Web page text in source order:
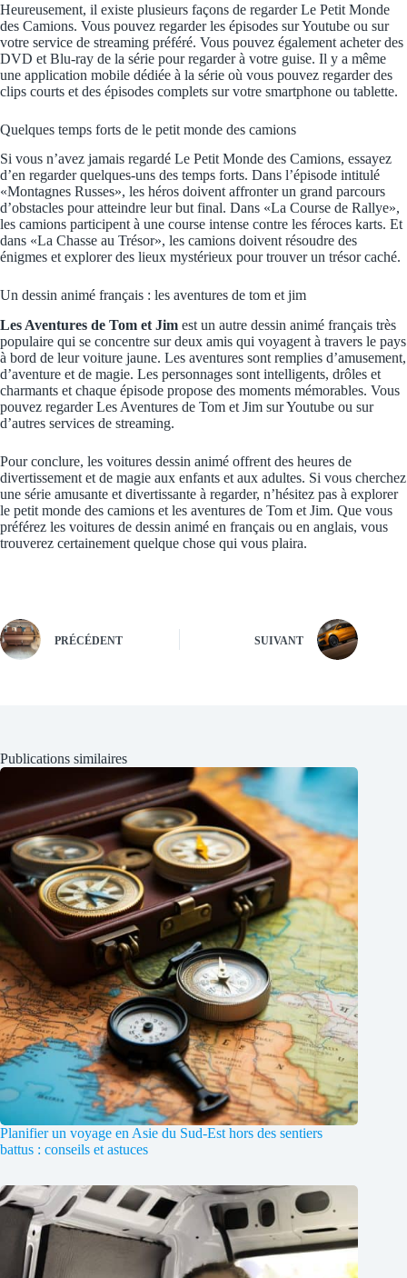
Heureusement, il existe plusieurs façons de regarder Le Petit Monde
des Camions. Vous pouvez regarder les épisodes sur Youtube ou sur
votre service de streaming préféré. Vous pouvez également acheter des
DVD et Blu-ray de la série pour regarder à votre guise. Il y a même
une application mobile dédiée à la série où vous pouvez regarder des
clips courts et des épisodes complets sur votre smartphone ou tablette.
Quelques temps forts de le petit monde des camions
Si vous n’avez jamais regardé Le Petit Monde des Camions, essayez
d’en regarder quelques-uns des temps forts. Dans l’épisode intitulé
«Montagnes Russes», les héros doivent affronter un grand parcours
d’obstacles pour atteindre leur but final. Dans «La Course de Rallye»,
les camions participent à une course intense contre les féroces karts. Et
dans «La Chasse au Trésor», les camions doivent résoudre des
énigmes et explorer des lieux mystérieux pour trouver un trésor caché.
Un dessin animé français : les aventures de tom et jim
Les Aventures de Tom et Jim est un autre dessin animé français très
populaire qui se concentre sur deux amis qui voyagent à travers le pays
à bord de leur voiture jaune. Les aventures sont remplies d’amusement,
d’aventure et de magie. Les personnages sont intelligents, drôles et
charmants et chaque épisode propose des moments mémorables. Vous
pouvez regarder Les Aventures de Tom et Jim sur Youtube ou sur
d’autres services de streaming.
Pour conclure, les voitures dessin animé offrent des heures de
divertissement et de magie aux enfants et aux adultes. Si vous cherchez
une série amusante et divertissante à regarder, n’hésitez pas à explorer
le petit monde des camions et les aventures de Tom et Jim. Que vous
préférez les voitures de dessin animé en français ou en anglais, vous
trouverez certainement quelque chose qui vous plaira.
PRÉCÉDENT SUIVANT
Publications similaires
Planifier un voyage en Asie du Sud-Est hors des sentiers
battus : conseils et astuces